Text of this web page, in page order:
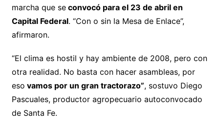
marcha que seconvocó para el 23 de abril en
Capital Federal. “Con o sin la Mesa de Enlace”,
afirmaron.
“El clima es hostil y hay ambiente de 2008, pero con
otra realidad. No basta con hacer asambleas, por
eso vamos por un gran tractorazo”, sostuvo Diego
Pascuales, productor agropecuario autoconvocado
de Santa Fe.